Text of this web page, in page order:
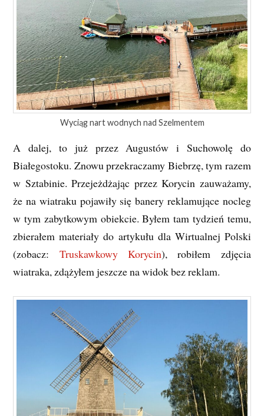
Wyciąg nart wodnych nad Szelmentem
A dalej, to już przez Augustów i Suchowolę do
Białegostoku. Znowu przekraczamy Biebrzę, tym razem
w Sztabinie. Przejeżdżając przez Korycin zauważamy,
że na wiatraku pojawiły się banery reklamujące nocleg
w tym zabytkowym obiekcie. Byłem tam tydzień temu,
zbierałem materiały do artykułu dla Wirtualnej Polski
(zobacz: Truskawkowy Korycin), robiłem zdjęcia
wiatraka, zdążyłem jeszcze na widok bez reklam.